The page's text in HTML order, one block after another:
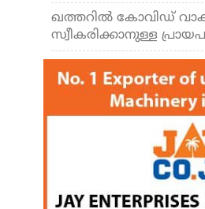
ഖത്തറില്‍ കോവിഡ്
സ്വീകരിക്കാനുള്ള